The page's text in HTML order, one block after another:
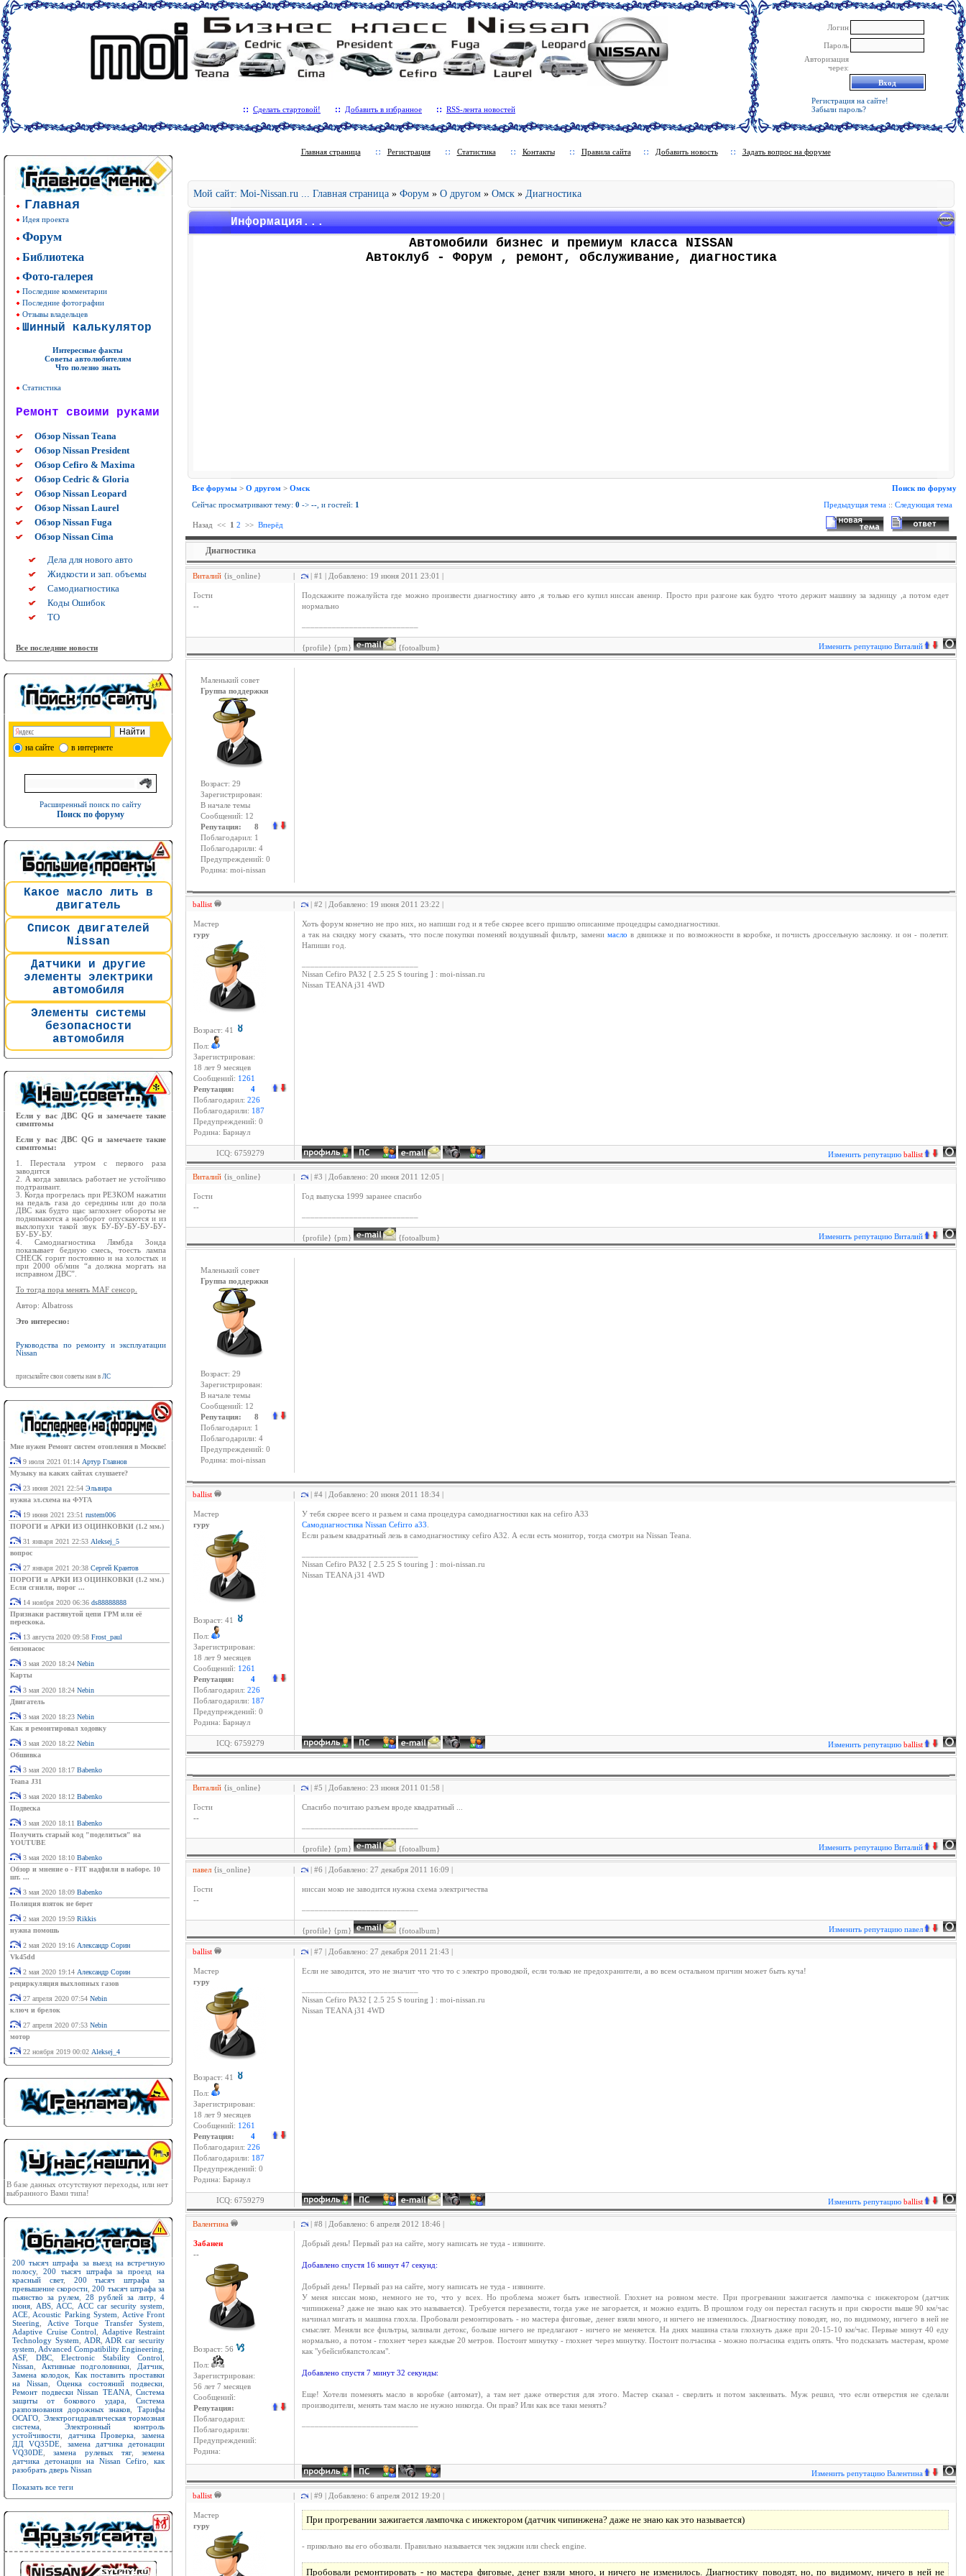
Сделать стартовой! Добавить в избранное RSS-лента новостей
Логин
Пароль
Авторизация
через:
Регистрация на сайте!
Забыли пароль?
Главная
Идея проекта
Форум
Библиотека
Фото-галерея
Последние комментарии
Последние фотографии
Отзывы владельцев
Шинный калькулятор
Интересные факты
Советы автолюбителям
Что полезно знать
Статистика
Ремонт своими руками
Обзор Nissan Teana
Обзор Nissan President
Обзор Cefiro & Maxima
Обзор Cedric & Gloria
Обзор Nissan Leopard
Обзор Nissan Laurel
Обзор Nissan Fuga
Обзор Nissan Cima
Дела для нового авто
Жидкости и зап. объемы
Самодиагностика
Коды Ошибок
ТО
Все последние новости
на сайте в интернете
Расширенный поиск по сайту
Поиск по форуму
Какое масло лить в
двигатель
Список двигателей
Nissan
Датчики и другие
элементы электрики
автомобиля
Элементы системы
безопасности
автомобиля
Если у вас ДВС QG и замечаете такие
симптомы
Если у вас ДВС QG и замечаете такие
симптомы:
1. Перестала утром с первого раза
заводится
2. А когда завилась работает не устойчиво
подтраиваит.
3. Когда прогрелась при РЕЗКОМ нажатии
на педаль газа до середины или до пола
ДВС как будто щас заглохнет обороты не
поднимаются а наоборот опускаются и из
выхлопухи такой звук БУ-БУ-БУ-БУ-БУ-
БУ-БУ-БУ.
4. Самодиагностика Лямбда Зонда
показывает бедную смесь, тоесть лампа
CHECK горит постоянно и на холостых и
при 2000 об/мин “а должна моргать на
исправном ДВС”.
То тогда пора менять MAF сенсор.
Автор: Albatross
Это интересно:
Руководства по ремонту и эксплуатации
Nissan
присылайте свои советы нам в ЛС
Мне нужен Ремонт систем отопления в Москве!
9 июля 2021 01:14 Артур Главнов
Музыку на каких сайтах слушаете?
23 июня 2021 22:54 Эльвира
нужна эл.схема на ФУГА
19 июня 2021 23:51 rustem006
ПОРОГИ и АРКИ ИЗ ОЦИНКОВКИ (1.2 мм.)
31 января 2021 22:53 Aleksej_5
вопрос
27 января 2021 20:38 Сергей Крантов
ПОРОГИ и АРКИ ИЗ ОЦИНКОВКИ (1.2 мм.)
Если сгнили, порог ...
14 ноября 2020 06:36 ds88888888
Признаки растянутой цепи ГРМ или её
перескока.
13 августа 2020 09:58 Frost_paul
бензонасос
3 мая 2020 18:24 Nebin
Карты
3 мая 2020 18:24 Nebin
Двигатель
3 мая 2020 18:23 Nebin
Как я ремонтировал ходовку
3 мая 2020 18:22 Nebin
Обшивка
3 мая 2020 18:17 Babenko
Teana J31
3 мая 2020 18:12 Babenko
Подвеска
3 мая 2020 18:11 Babenko
Получить старый код "поделиться" на
YOUTUBE
3 мая 2020 18:10 Babenko
Обзор и мнение о - FIT надфили в наборе. 10
шт. ...
3 мая 2020 18:09 Babenko
Полиция взяток не берет
2 мая 2020 19:59 Rikkis
нужна помошь
2 мая 2020 19:16 Александр Сорин
Vk45dd
2 мая 2020 19:14 Александр Сорин
рециркуляция выхлопных газов
27 апреля 2020 07:54 Nebin
ключ и брелок
27 апреля 2020 07:53 Nebin
мотор
22 ноября 2019 00:02 Aleksej_4
В базе данных отсутствуют переходы, или нет
выбранного Вами типа!
200 тысяч штрафа за выезд на встречную
полосу, 200 тысяч штрафа за проезд на
красный свет, 200 тысяч штрафа за
превышение скорости ,200 тысяч штрафа за
пьянство за рулем
28 рублей за литр
4
июня
ABS ACC ACC car security system
ACE Acoustic Parking System
Active Front
Steering
Active Torque Transfer System
Adaptive Cruise Control
Adaptive Restraint
Technology System
ADR
ADR car security
system Advanced Compatibility Engineering
ASF, DBC, Electronic Stability Control
Nissan
Активные подголовники Датчик
Замена колодок, Как поставить проставки
на Nissan
Оценка состояний подвески
Ремонт подвески Nissan TEANA
Система
защиты от бокового удара
Система
разпознования дорожных знаков ,Тарифы
ОСАГО
Электрогидравлическая тормозная
система
Электронный контроль
устойчивости
датчика Проверка ,замена
ДД VQ35DE
замена датчика детонации
VQ30DE ,замена рулевых тяг, земена
датчика детонации на Nissan Cefiro
как
разобрать дверь Nissan
Показать все теги
Главная страница Регистрация Статистика Контакты Правила сайта Добавить новость Задать вопрос на форуме
Мой сайт: Moi-Nissan.ru ... Главная страница » Форум » О другом » Омск » Диагностика
Информация...
Автомобили бизнес и премиум класса NISSAN
Автоклуб - Форум , ремонт, обслуживание, диагностика
Все форумы > О другом > Омск
Поиск по форуму
Сейчас просматривают тему: 0 -> -- , и гостей: 1 Предыдущая тема :: Следующая тема
Назад << 1 2 >> Вперёд
Диагностика
Виталий {is_online} | | #1 | Добавлено: 19 июня 2011 23:01 |
Гости
--
Подскажите пожалуйста где можно произвести диагностику авто ,я только его купил ниссан авенир. Просто при разгоне как будто чтото держит машину за задницу ,а потом едет
нормально
{profile} {pm} {fotoalbum} Изменить репутацию Виталий
Маленький совет
Группа поддержки
Возраст: 29
Зарегистрирован:
В начале темы
Сообщений: 12
Репутация: 8
Поблагодарил: 1
Поблагодарили: 4
Предупреждений: 0
Родина: moi-nissan
ballist | | #2 | Добавлено: 19 июня 2011 23:22 |
Мастер
гуру
Возраст: 41
Пол:
Зарегистрирован:
18 лет 9 месяцев
Сообщений: 1261
Репутация: 4
Поблагодарил: 226
Поблагодарили: 187
Предупреждений: 0
Родина: Барнаул
Хоть форум конечно не про них, но напиши год и я тебе скорее всего пришлю описаниме процедцры самодиагностики.
а так на скидку могу сказать, что после покупки поменяй воздушный фильтр, заменимасло в двиижке и по возможности в коробке, и почисть дроссельную заслонку. и он - полетит.
Напиши год.
Nissan Cefiro PA32 [ 2.5 25 S touring ] : moi-nissan.ru
Nissan TEANA j31 4WD
ICQ: 6759279 Изменить репутацию ballist
Виталий {is_online} | | #3 | Добавлено: 20 июня 2011 12:05 |
Гости
--
Год выпуска 1999 заранее спасибо
{profile} {pm} {fotoalbum} Изменить репутацию Виталий
Маленький совет
Группа поддержки
Возраст: 29
Зарегистрирован:
В начале темы
Сообщений: 12
Репутация: 8
Поблагодарил: 1
Поблагодарили: 4
Предупреждений: 0
Родина: moi-nissan
ballist | | #4 | Добавлено: 20 июня 2011 18:34 |
Мастер
гуру
Возраст: 41
Пол:
Зарегистрирован:
18 лет 9 месяцев
Сообщений: 1261
Репутация: 4
Поблагодарил: 226
Поблагодарили: 187
Предупреждений: 0
Родина: Барнаул
У тебя скорее всего и разьем и сама процедура самодиагностики как на cefiro A33
Самодиагностика Nissan Cefirro a33
Если разьем квадратный лезь в самодиагностику cefiro A32. А если есть монитор, тогда смотри на Nissan Teana.
Nissan Cefiro PA32 [ 2.5 25 S touring ] : moi-nissan.ru
Nissan TEANA j31 4WD
ICQ: 6759279 Изменить репутацию ballist
Виталий {is_online} | | #5 | Добавлено: 23 июня 2011 01:58 |
Гости
--
Спасибо почитаю разъем вроде квадратный ...
{profile} {pm} {fotoalbum} Изменить репутацию Виталий
павел {is_online} | | #6 | Добавлено: 27 декабря 2011 16:09 |
Гости
--
ниссан моко не заводится нужна схема электричества
{profile} {pm} {fotoalbum} Изменить репутацию павел
ballist | | #7 | Добавлено: 27 декабря 2011 21:43 |
Мастер
гуру
Возраст: 41
Пол:
Зарегистрирован:
18 лет 9 месяцев
Сообщений: 1261
Репутация: 4
Поблагодарил: 226
Поблагодарили: 187
Предупреждений: 0
Родина: Барнаул
Если не заводится, это не значит что что то с электро проводкой, если только не предохранители, а во всем остальном причин может быть куча!
Nissan Cefiro PA32 [ 2.5 25 S touring ] : moi-nissan.ru
Nissan TEANA j31 4WD
ICQ: 6759279 Изменить репутацию ballist
Валентина | | #8 | Добавлено: 6 апреля 2012 18:46 |
Забанен
--
Возраст: 56
Пол:
Зарегистрирован:
56 лет 7 месяцев
Сообщений:
Репутация:
Поблагодарил:
Поблагодарили:
Предупреждений:
Родина:
Добрый день! Первый раз на сайте, могу написать не туда - извините.
Добавлено спустя 16 минут 47 секунд:
Добрый день! Первый раз на сайте, могу написать не туда - извините.
У меня ниссан моко, немного не то, что у всех. Но проблема может быть известной. Глохнет на ровном месте. При прогревании зажигается лампочка с инжектором (датчик
чипинжена? даже не знаю как это называется). Требуется перезавести, тогда уже не загорается, и можно ездить. В прошлом году он перестал гаснуть и при скорости выше 90 км/час
начинал мигать и машина глохла. Пробовали ремонтировать - но мастера фиговые, денег взяли много, и ничего не изменилось. Диагностику поводят, но, по видимому, ничего в ней не
смыслят. Меняли все фильтры, заливали детокс, больше ничего не предлагают - ничего не меняется. На днях машина стала глохнуть даже при 20-15-10 км/час. Первые минут 40 еду
нормально, а потом - глохнет через каждые 20 метров. Постоит минутку - глохнет через минутку. Постоит полчасика - можно полчасика ездить опять. Что подсказать мастерам, кроме
как "убейсибяапстолсам".
Добавлено спустя 7 минут 32 секунды:
Еще! Хотели поменять масло в коробке (автомат), а там нет даже отверстия для этого. Мастер сказал - сверлить и потом заклеивать. Муж решил, что если отверстия не сделали
производители, менять там масло не нужно никогда. Он прав? Или как все таки менять?
Изменить репутацию Валентина
ballist | | #9 | Добавлено: 6 апреля 2012 19:20 |
Мастер
гуру
При прогревании зажигается лампочка с инжектором (датчик чипинжена? даже не знаю как это называется)
- прикольно вы его обозвали. Правильно называется чек энджин или check engine.
Пробовали ремонтировать - но мастера фиговые, денег взяли много, и ничего не изменилось. Диагностику поводят, но, по видимому, ничего в ней не